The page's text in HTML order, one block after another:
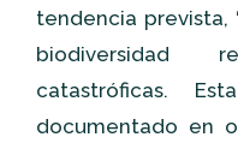
tendencia prevista,
biodiversidad
catastróficas.
documentado en